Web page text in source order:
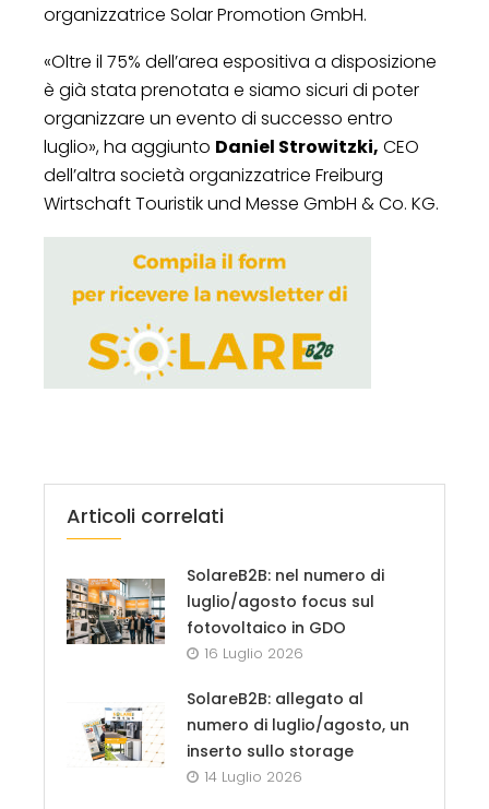
organizzatrice Solar Promotion GmbH.
«Oltre il 75% dell’area espositiva a disposizione
è già stata prenotata e siamo sicuri di poter
organizzare un evento di successo entro
luglio», ha aggiunto Daniel Strowitzki, CEO
dell’altra società organizzatrice Freiburg
Wirtschaft Touristik und Messe GmbH & Co. KG.
Articoli correlati
SolareB2B: nel numero di
luglio/agosto focus sul
fotovoltaico in GDO
16 Luglio 2026
SolareB2B: allegato al
numero di luglio/agosto, un
inserto sullo storage
14 Luglio 2026